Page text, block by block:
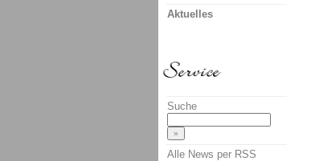
Aktuelles
Suche
Alle News per RSS